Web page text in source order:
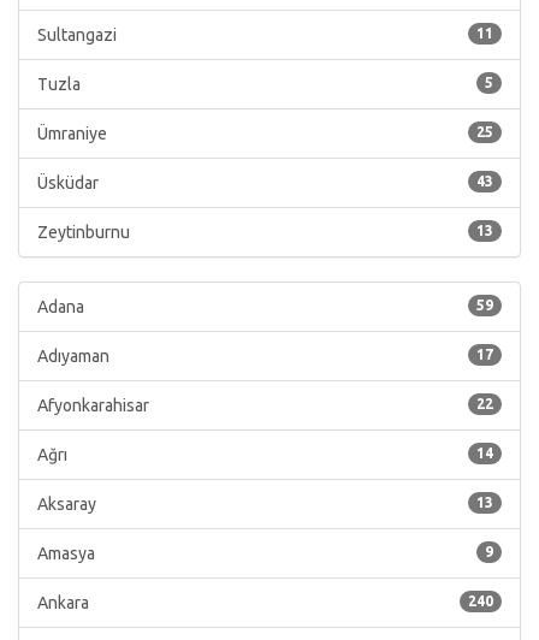
11
Sultangazi
5
Tuzla
25
Ümraniye
43
Üsküdar
13
Zeytinburnu
59
Adana
17
Adıyaman
22
Afyonkarahisar
14
Ağrı
13
Aksaray
9
Amasya
240
Ankara